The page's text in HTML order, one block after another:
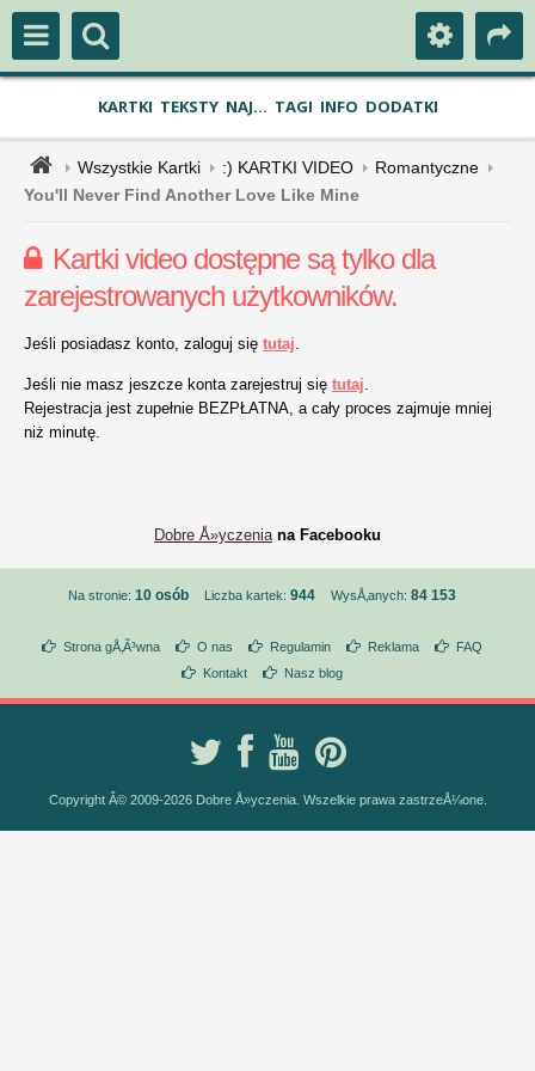
KARTKI TEKSTY NAJ... TAGI INFO DODATKI
Wszystkie Kartki :) KARTKI VIDEO
Romantyczne
You'll Never Find Another Love Like Mine
Kartki video dostępne są tylko dla
zarejestrowanych użytkowników.
Jeśli posiadasz konto, zaloguj się tutaj.
Jeśli nie masz jeszcze konta zarejestruj się tutaj.
Rejestracja jest zupełnie BEZPŁATNA, a cały proces zajmuje mniej
niż minutę.
Dobre Å»yczeniana Facebooku
Na stronie: 10 osób Liczba kartek: 944 WysÅ‚anych: 84 153
Strona gÅ‚Ã³wna O nas Regulamin Reklama
FAQ
Kontakt
Nasz blog
Copyright Â© 2009-2026 Dobre Å»yczenia. Wszelkie prawa zastrzeÅ¼one.